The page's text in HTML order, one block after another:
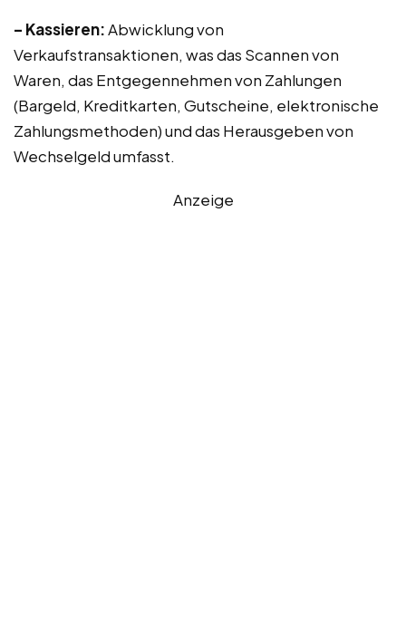
– Kassieren:Abwicklung von
Verkaufstransaktionen, was das Scannen von
Waren, das Entgegennehmen von Zahlungen
(Bargeld, Kreditkarten, Gutscheine, elektronische
Zahlungsmethoden) und das Herausgeben von
Wechselgeld umfasst.
Anzeige